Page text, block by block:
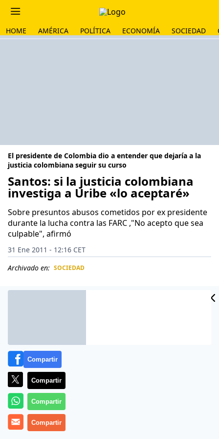
HOME AMÉRICA POLÍTICA ECONOMÍA SOCIEDAD
El presidente de Colombia dio a entender que dejaría a la
justicia colombiana seguir su curso
Santos: si la justicia colombiana
investiga a Uribe «lo aceptaré»
Sobre presuntos abusos cometidos por ex presidente
durante la lucha contra las FARC ,"No acepto que sea
culpable", afirmó
31 Ene 2011 - 12:16 CET
Archivado en: SOCIEDAD
«Si pasa, que así sea», sentenció el presidente de
Compartir
Compartir
Compartir
Compartir